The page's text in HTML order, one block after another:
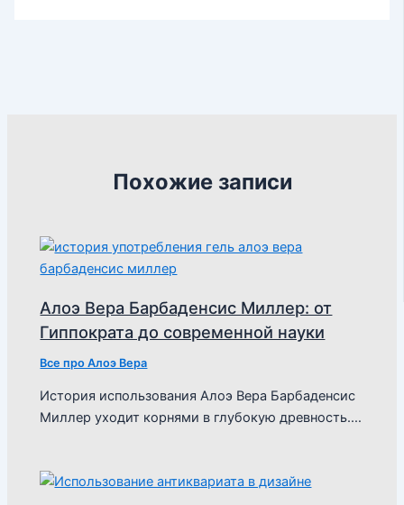
Похожие записи
Алоэ Вера Барбаденсис Миллер: от
Гиппократа до современной науки
Все про Алоэ Вера
История использования Алоэ Вера Барбаденсис
Миллер уходит корнями в глубокую древность.…